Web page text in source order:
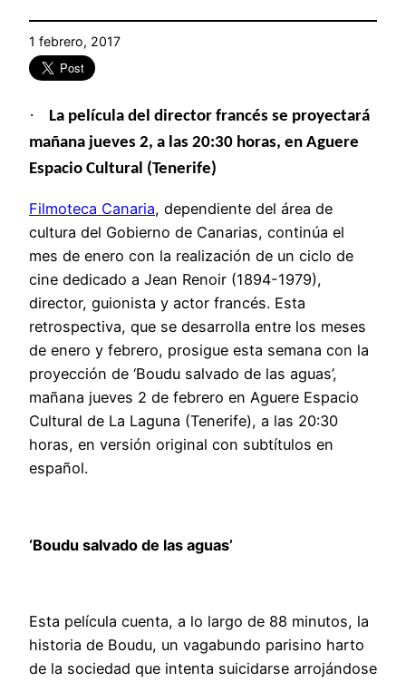
1 febrero, 2017
· La película del director francés se proyectará
mañana jueves 2, a las 20:30 horas, en Aguere
Espacio Cultural (Tenerife)
Filmoteca Canaria, dependiente del área de
cultura del Gobierno de Canarias, continúa el
mes de enero con la realización de un ciclo de
cine dedicado a Jean Renoir (1894-1979),
director, guionista y actor francés. Esta
retrospectiva, que se desarrolla entre los meses
de enero y febrero, prosigue esta semana con la
proyección de ‘Boudu salvado de las aguas’,
mañana jueves 2 de febrero en Aguere Espacio
Cultural de La Laguna (Tenerife), a las 20:30
horas, en versión original con subtítulos en
español.
‘Boudu salvado de las aguas’
Esta película cuenta, a lo largo de 88 minutos, la
historia de Boudu, un vagabundo parisino harto
de la sociedad que intenta suicidarse arrojándose